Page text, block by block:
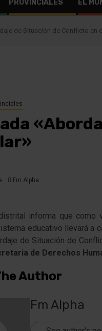
PROVINCIALES EL
de Situación de Conflicto en
Fm Alpha
informa que
educativo llevará a
de Situación de
de Derechos
Author
Fm Alpha